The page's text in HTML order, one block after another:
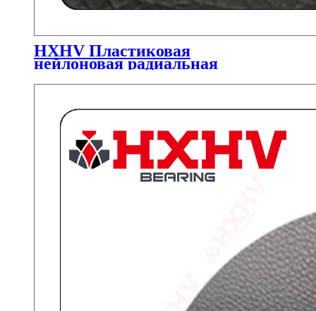
HXHV Пластиковая
нейлоновая радиальная
прокладка для роликов
подшипника